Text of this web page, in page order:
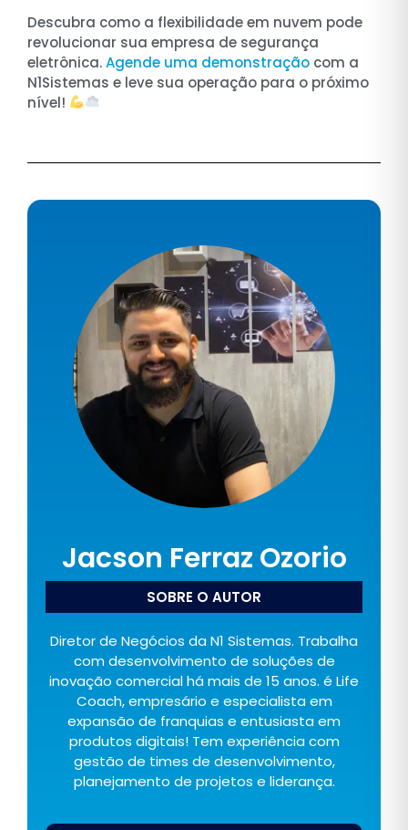
Descubra como a flexibilidade em nuvem pode
revolucionar sua empresa de segurança
eletrônica.Agende uma demonstração com a
N1Sistemas e leve sua operação para o próximo
nível!
Jacson Ferraz Ozorio
SOBRE O AUTOR
Diretor de Negócios da N1 Sistemas. Trabalha
com desenvolvimento de soluções de
inovação comercial há mais de 15 anos. é Life
Coach, empresário e especialista em
expansão de franquias e entusiasta em
produtos digitais! Tem experiência com
gestão de times de desenvolvimento,
planejamento de projetos e liderança.